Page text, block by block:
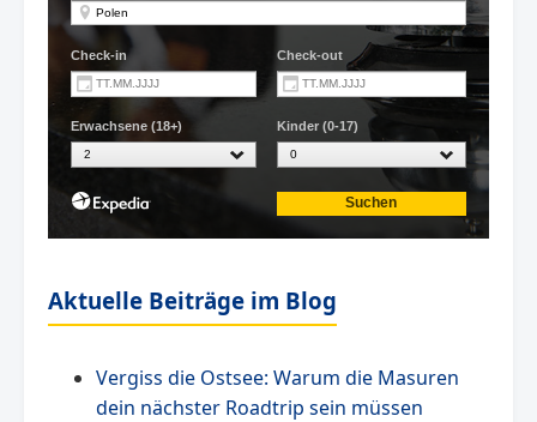
Aktuelle Beiträge im Blog
Vergiss die Ostsee: Warum die Masuren
dein nächster Roadtrip sein müssen